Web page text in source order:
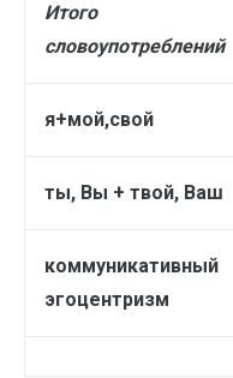
Итого
словоупотреблений
я+мой,свой
ты, Вы + твой, Ваш
коммуникативный
эгоцентризм